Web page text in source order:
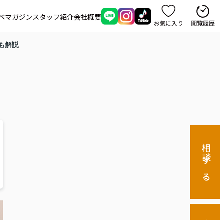
マガジンスタッフ紹介会社概要
お気に入り 閲覧履歴
相談する
解説